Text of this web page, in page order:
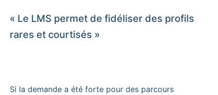
« Le LMS permet de fidéliser des profils
rares et courtisés »
Si la demande a été forte pour des parcours